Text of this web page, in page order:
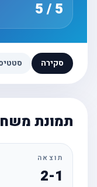
סקירה
תמונת
תוצאה
2-1